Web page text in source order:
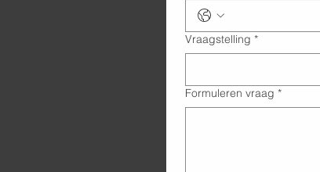
Vraagstelling *
Formuleren vraag *